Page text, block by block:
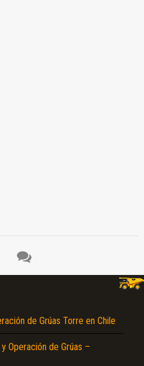
de Grúas Torre en Chile
Operación de Grúas –